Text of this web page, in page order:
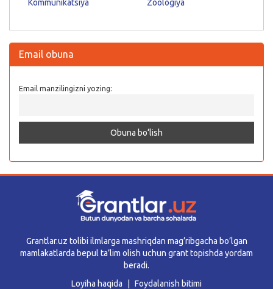
Kommunikatsiya
Zoologiya
Email obuna
Email manzilingizni yozing:
Grantlar.uz tolibi ilmlarga mashriqdan mag’ribgacha bo’lgan
mamlakatlarda bepul ta’lim olish uchun grant topishda yordam
beradi.
Loyiha haqida
Foydalanish bitimi